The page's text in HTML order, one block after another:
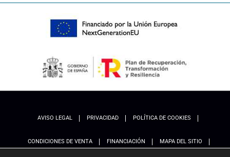
AVISO LEGAL PRIVACIDAD POLÍTICA DE COOKIES
CONDICIONES DE VENTA FINANCIACIÓN MAPA DEL SITIO